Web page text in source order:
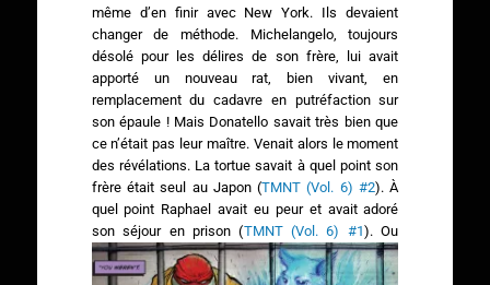
même d’en finir avec New York. Ils devaient
changer de méthode. Michelangelo, toujours
désolé pour les délires de son frère, lui avait
apporté un nouveau rat, bien vivant, en
remplacement du cadavre en putréfaction sur
son épaule ! Mais Donatello savait très bien que
ce n’était pas leur maître. Venait alors le moment
des révélations. La tortue savait à quel point son
frère était seul au Japon (TMNT (Vol. 6) #2). À
quel point Raphael avait eu peur et avait adoré
son séjour en prison (TMNT (Vol. 6) #1).Ou